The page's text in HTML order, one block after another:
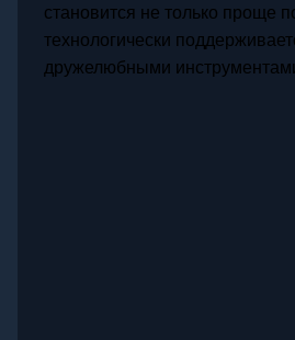
становится не только проще
технологически
дружелюбными